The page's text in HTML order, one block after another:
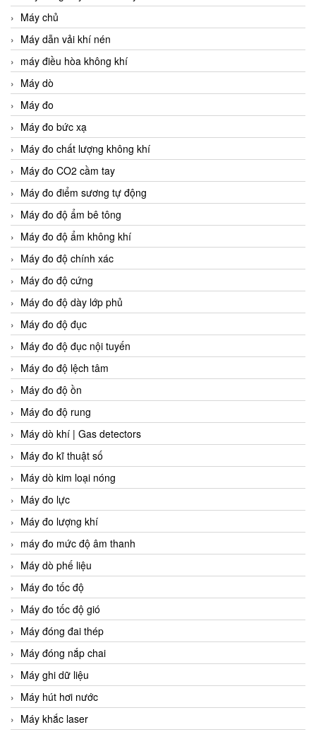
Máy chủ
Máy dẫn vải khí nén
máy điều hòa không khí
Máy dò
Máy đo
Máy đo bức xạ
Máy đo chất lượng không khí
Máy đo CO2 cầm tay
Máy đo điểm sương tự động
Máy đo độ ẩm bê tông
Máy đo độ ẩm không khí
Máy đo độ chính xác
Máy đo độ cứng
Máy đo độ dày lớp phủ
Máy đo độ đục
Máy đo độ đục nội tuyến
Máy đo độ lệch tâm
Máy đo độ ồn
Máy đo độ rung
Máy dò khí | Gas detectors
Máy đo kĩ thuật số
Máy dò kim loại nóng
Máy đo lực
Máy đo lượng khí
máy đo mức độ âm thanh
Máy dò phế liệu
Máy đo tốc độ
Máy đo tốc độ gió
Máy đóng đai thép
Máy đóng nắp chai
Máy ghi dữ liệu
Máy hút hơi nước
Máy khắc laser